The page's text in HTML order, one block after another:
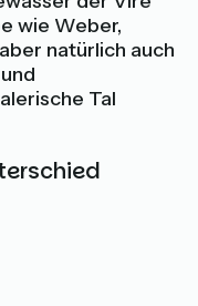
wie Weber,
natürlich auch
Tal